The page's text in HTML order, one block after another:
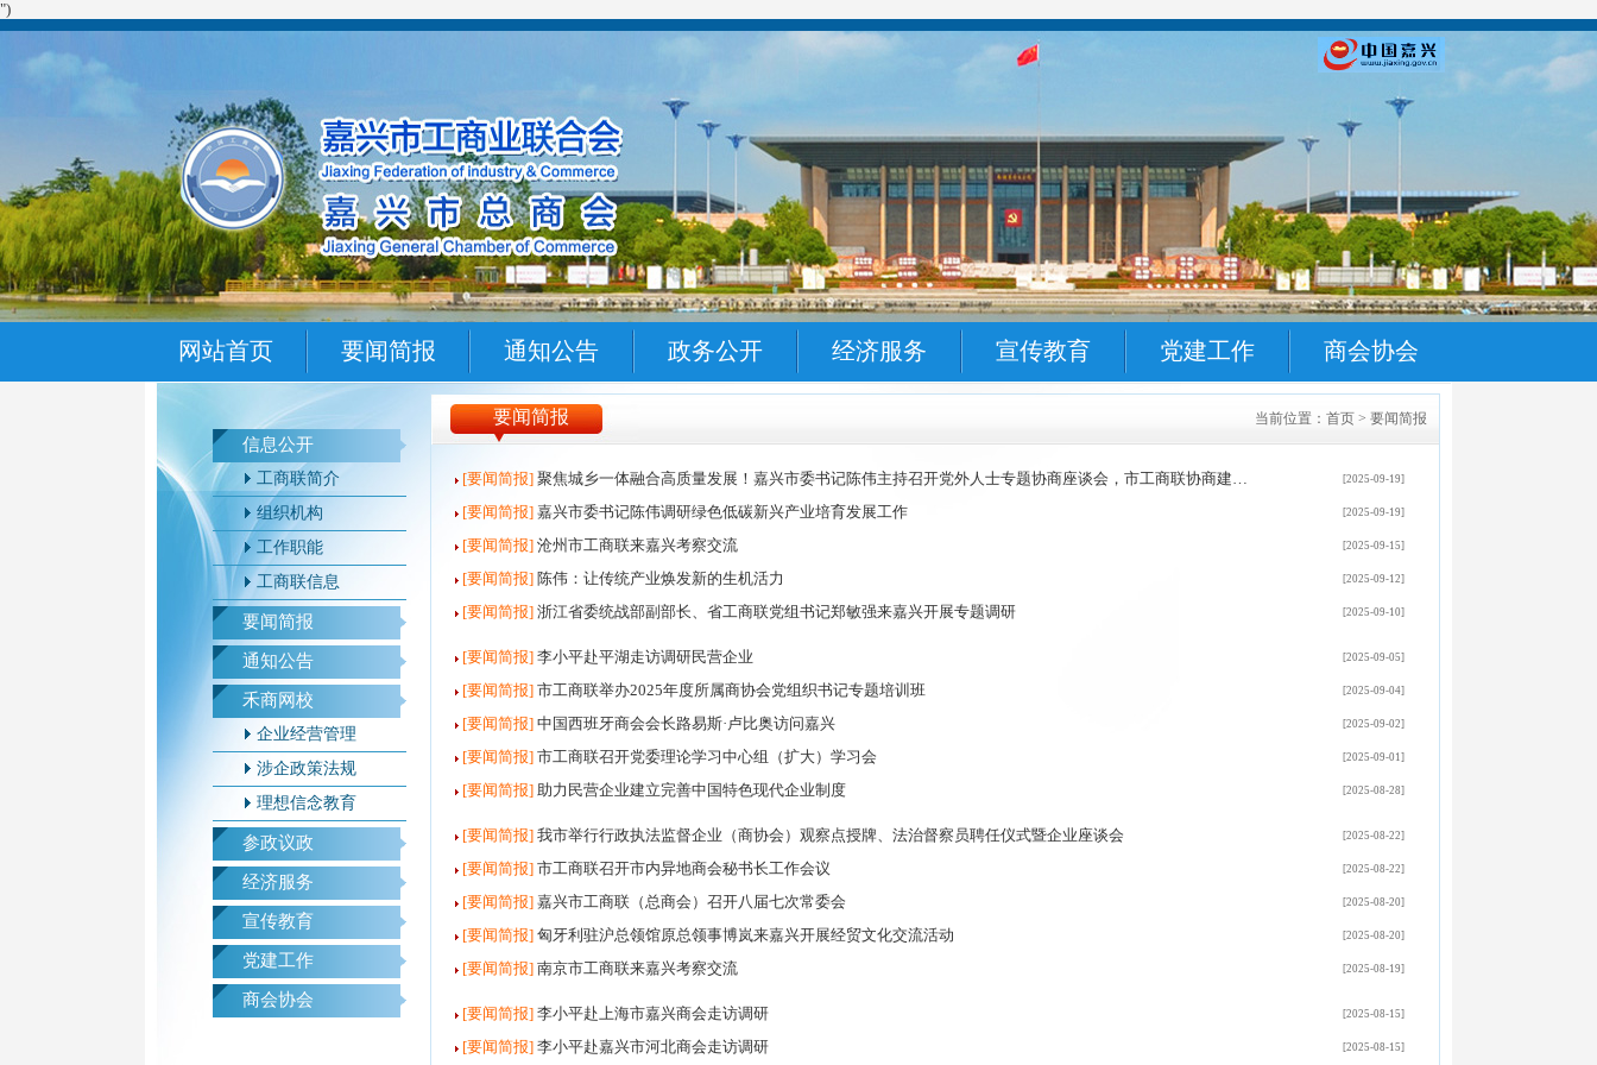
")
网站首页 要闻简报 通知公告 政务公开 经济服务 宣传教育 党建工作 商会协会
信息公开
工商联简介
组织机构
工作职能
工商联信息
要闻简报
通知公告
禾商网校
企业经营管理
涉企政策法规
理想信念教育
参政议政
经济服务
宣传教育
党建工作
商会协会
要闻简报 当前位置：首页 > 要闻简报
[要闻简报] 聚焦城乡一体融合高质量发展！嘉兴市委书记陈伟主持召开党外人士专题协商座谈会，市工商联协商建… [2025-09-19]
[要闻简报] 嘉兴市委书记陈伟调研绿色低碳新兴产业培育发展工作 [2025-09-19]
[要闻简报] 沧州市工商联来嘉兴考察交流 [2025-09-15]
[要闻简报] 陈伟：让传统产业焕发新的生机活力 [2025-09-12]
[要闻简报] 浙江省委统战部副部长、省工商联党组书记郑敏强来嘉兴开展专题调研 [2025-09-10]
[要闻简报] 李小平赴平湖走访调研民营企业 [2025-09-05]
[要闻简报] 市工商联举办2025年度所属商协会党组织书记专题培训班 [2025-09-04]
[要闻简报] 中国西班牙商会会长路易斯·卢比奥访问嘉兴 [2025-09-02]
[要闻简报] 市工商联召开党委理论学习中心组（扩大）学习会 [2025-09-01]
[要闻简报] 助力民营企业建立完善中国特色现代企业制度 [2025-08-28]
[要闻简报] 我市举行行政执法监督企业（商协会）观察点授牌、法治督察员聘任仪式暨企业座谈会 [2025-08-22]
[要闻简报] 市工商联召开市内异地商会秘书长工作会议 [2025-08-22]
[要闻简报] 嘉兴市工商联（总商会）召开八届七次常委会 [2025-08-20]
[要闻简报] 匈牙利驻沪总领馆原总领事博岚来嘉兴开展经贸文化交流活动 [2025-08-20]
[要闻简报] 南京市工商联来嘉兴考察交流 [2025-08-19]
[要闻简报] 李小平赴上海市嘉兴商会走访调研 [2025-08-15]
[要闻简报] 李小平赴嘉兴市河北商会走访调研 [2025-08-15]